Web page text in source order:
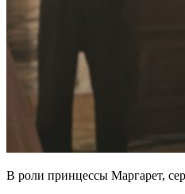
В роли принцессы Маргарет,